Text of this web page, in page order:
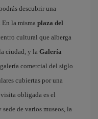
descubrir una
la misma plaza del
cultural que alberga
ciudad, y la Galería
comercial del siglo
cubiertas por una
obligada es el
de varios museos, la